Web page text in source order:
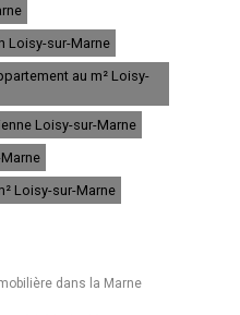
immobilière à Ay
à Suippes
à Montmirail
à Saint-Brice-Courcelles
à Dormans
à Vertus
à Courtisols
à Muizon
à Fère-Champenoise
à Taissy
à Sermaize-les-Bains
à Sarry
à Warmeriville
à Pargny-sur-Saulx
Loisy-sur-Marne
au m² Loisy-
Loisy-sur-Marne
Loisy-sur-Marne
dans la Marne